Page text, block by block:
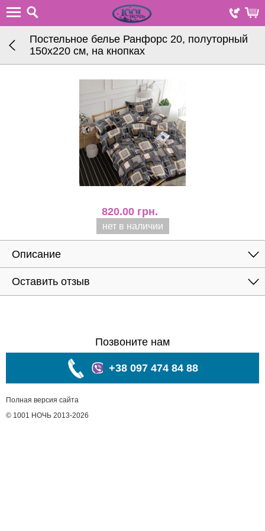
Постельное белье Ранфорс 20, полуторный
150х220 см, на кнопках
820.00 грн.
нет в наличии
Описание
Оставить отзыв
Позвоните нам
+38 097 474 84 88
Полная версия сайта
© 1001 НОЧЬ 2013-2026